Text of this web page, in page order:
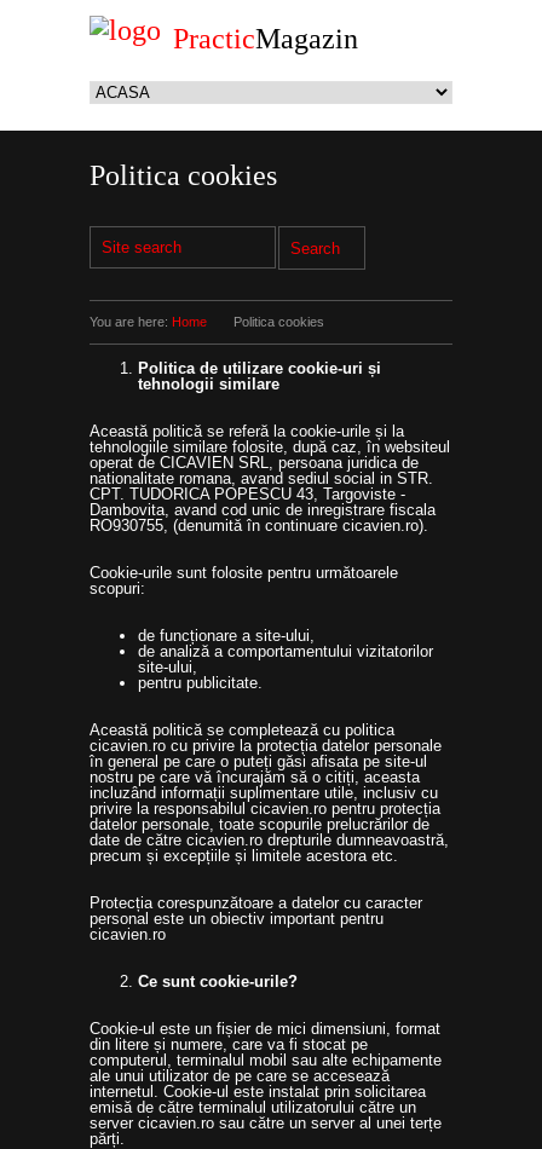
PracticMagazin
Politica cookies
You are here: Home Politica cookies
Politica de utilizare cookie-uri și
tehnologii similare
Această politică se referă la cookie-urile și la
tehnologiile similare folosite, după caz, în websiteul
operat de CICAVIEN SRL, persoana juridica de
nationalitate romana, avand sediul social in STR.
CPT. TUDORICA POPESCU 43, Targoviste -
Dambovita, avand cod unic de inregistrare fiscala
RO930755, (denumită în continuare cicavien.ro).
Cookie-urile sunt folosite pentru următoarele
scopuri:
de funcționare a site-ului,
de analiză a comportamentului vizitatorilor
site-ului,
pentru publicitate.
Această politică se completează cu politica
cicavien.ro cu privire la protecția datelor personale
în general pe care o puteți găsi afisata pe site-ul
nostru pe care vă încurajăm să o citiți, aceasta
incluzând informații suplimentare utile, inclusiv cu
privire la responsabilul cicavien.ro pentru protecția
datelor personale, toate scopurile prelucrărilor de
date de către cicavien.ro drepturile dumneavoastră,
precum și excepțiile și limitele acestora etc.
Protecția corespunzătoare a datelor cu caracter
personal este un obiectiv important pentru
cicavien.ro
Ce sunt cookie-urile?
Cookie-ul este un fișier de mici dimensiuni, format
din litere și numere, care va fi stocat pe
computerul, terminalul mobil sau alte echipamente
ale unui utilizator de pe care se accesează
internetul. Cookie-ul este instalat prin solicitarea
emisă de către terminalul utilizatorului către un
server cicavien.ro sau către un server al unei terțe
părți.